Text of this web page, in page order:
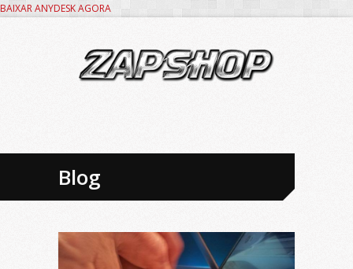
BAIXAR ANYDESK AGORA
Blog